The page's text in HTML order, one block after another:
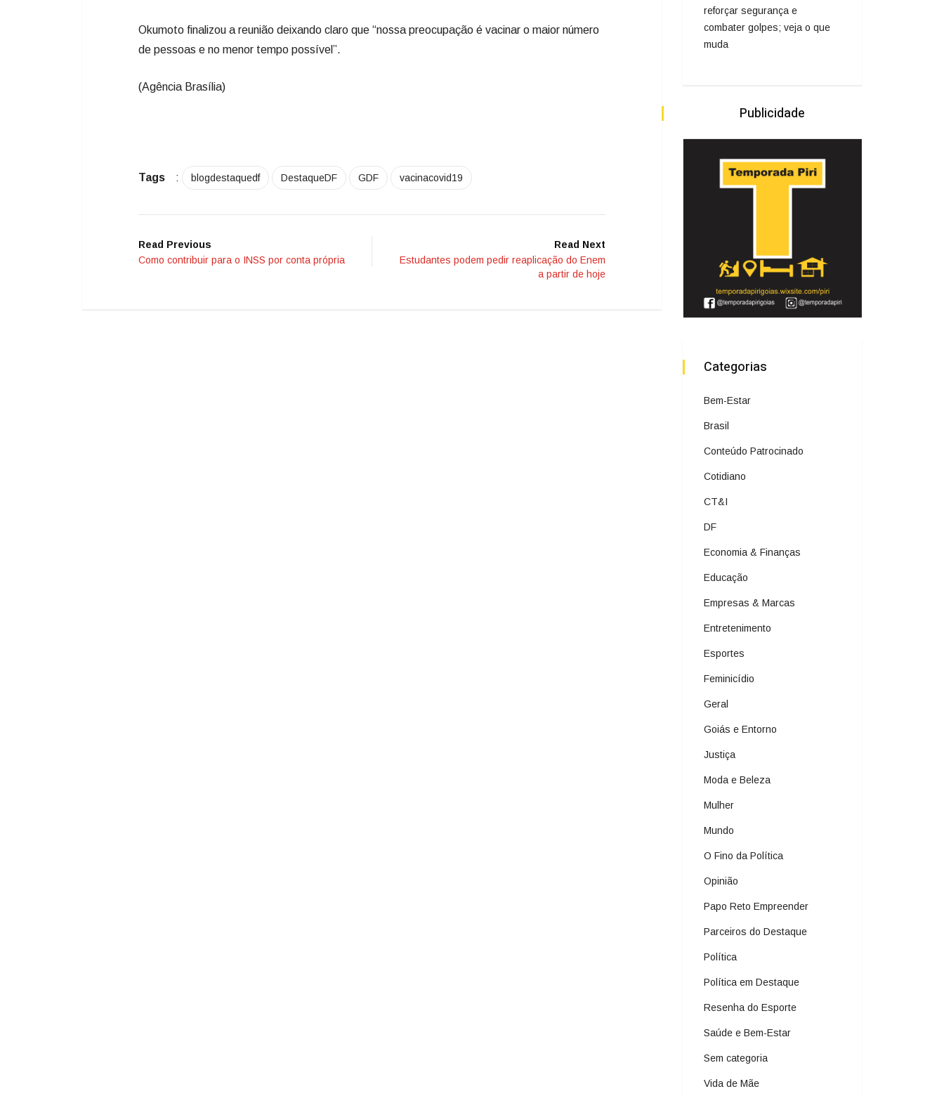
Okumoto finalizou a reunião deixando claro que “nossa preocupação é vacinar o maior número
de pessoas e no menor tempo possível”.
(Agência Brasília)
Tags : blogdestaquedf DestaqueDF GDF vacinacovid19
Read Previous
Como contribuir para o INSS por conta própria
Read Next
Estudantes podem pedir reaplicação do Enem
a partir de hoje
reforçar segurança e
combater golpes; veja o que
muda
Publicidade
Categorias
Bem-Estar
Brasil
Conteúdo Patrocinado
Cotidiano
CT&I
DF
Economia & Finanças
Educação
Empresas & Marcas
Entretenimento
Esportes
Feminicídio
Geral
Goiás e Entorno
Justiça
Moda e Beleza
Mulher
Mundo
O Fino da Política
Opinião
Papo Reto Empreender
Parceiros do Destaque
Política
Política em Destaque
Resenha do Esporte
Saúde e Bem-Estar
Sem categoria
Vida de Mãe